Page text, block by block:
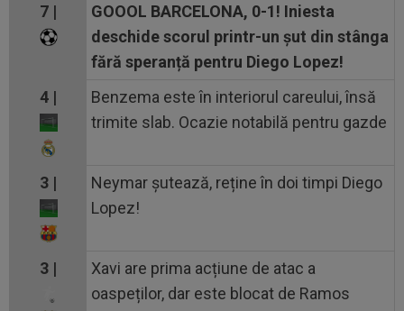
7 |
GOOOL BARCELONA, 0-1! Iniesta
deschide scorul printr-un șut din stânga
fără speranță pentru Diego Lopez!
4 |
Benzema este în interiorul careului, însă
trimite slab. Ocazie notabilă pentru gazde
3 |
Neymar șutează, reține în doi timpi Diego
Lopez!
3 |
Xavi are prima acțiune de atac a
oaspeților, dar este blocat de Ramos